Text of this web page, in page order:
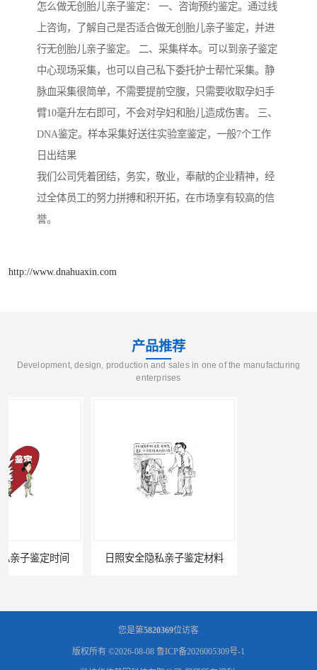
怎么做无创胎儿亲子鉴定： 一、咨询预约鉴定。通过线
上咨询，了解自己是否适合做无创胎儿亲子鉴定，并进
行无创胎儿亲子鉴定。 二、采集样本。可以到亲子鉴定
中心现场采集，也可以自己私下委托护士帮忙采集。静
脉血采集很简单，不需要提前空腹，只需要收取孕妇手
臂10毫升左右即可，不会对孕妇和胎儿造成伤害。 三、
DNA鉴定。样本采集好送往实验室鉴定，一般7个工作
日出结果
我们公司凭着团结，务实，敬业，奉献的企业精神，经
过全体员工的努力拼搏和积开拓，在市场享有较高的信
誉。
http://www.dnahuaxin.com
产品推荐
Development, design, production and sales in one of the manufacturing
enterprises
日照安全隐私亲子鉴定材料 淄博孕期隐私亲子鉴定服务
您是第5820369位访客
版权所有 ©2026-08-08 鲁ICP备2026005309号-1